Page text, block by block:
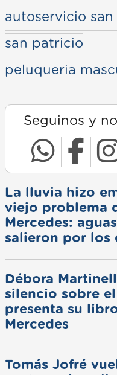
autoservicio
san patricio
peluqueria
Seguinos y
La lluvia hizo
viejo problema
Mercedes:
salieron por los
Débora
silencio sobre
presenta su
Mercedes
Tomás Jofré